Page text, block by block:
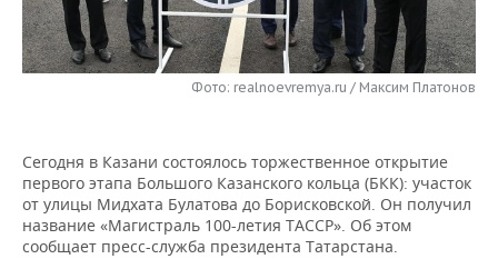
НЕФТЕХИМИЯ
НЕФТЬ
ЭНЕРГЕТИКА
РОЗНИЧНАЯ ТОРГОВЛЯ
НОВОСТИ ТЕХНОЛОГИЙ
ТЕЛЕКОММУНИКАЦИИ
МЕРОПРИЯТИЯ
НОВОСТИ МЕРОПРИЯТИЙ
БИЗНЕС-БРАНЧИ
ONLINE-КОНФЕРЕНЦИИ
ФУТБОЛ
ХОККЕЙ
НОВОСТИ ОБЩЕСТВА
ВЛАСТЬ
ФОТОГАЛЕРЕЯ
СЮЖЕТЫ
Фото: realnoevremya.ru / Максим Платонов
Сегодня в Казани состоялось торжественное открытие
первого этапа Большого Казанского кольца (БКК): участок
от улицы Мидхата Булатова до Борисковской. Он получил
название «Магистраль 100-летия ТАССР». Об этом
сообщает пресс-служба президента Татарстана.